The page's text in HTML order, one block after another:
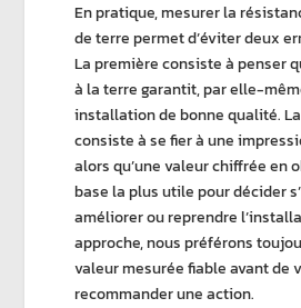
En pratique, mesurer la
de terre permet d’éviter deux
La première consiste à penser
à la terre garantit, par elle-
installation de bonne qualité.
consiste à se fier à une
alors qu’unevaleur chiffrée en
base la plus utile pour décider
améliorer ou reprendre
approche, nous préférons
valeur mesurée fiable avant de
recommander une action.